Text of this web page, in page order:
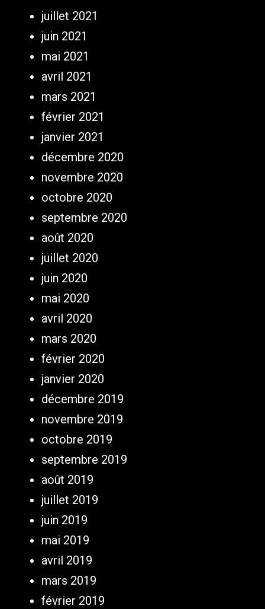
juillet 2021
juin 2021
mai 2021
avril 2021
mars 2021
février 2021
janvier 2021
décembre 2020
novembre 2020
octobre 2020
septembre 2020
août 2020
juillet 2020
juin 2020
mai 2020
avril 2020
mars 2020
février 2020
janvier 2020
décembre 2019
novembre 2019
octobre 2019
septembre 2019
août 2019
juillet 2019
juin 2019
mai 2019
avril 2019
mars 2019
février 2019